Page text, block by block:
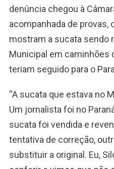
denúncia chegou à
acompanhada de provas,
mostram a sucata sendo
Municipal em caminhões
teriam seguido para o
“A sucata que estava no
Um jornalista foi no
sucata foi vendida e
tentativa de correção,
substituir a original. Eu,